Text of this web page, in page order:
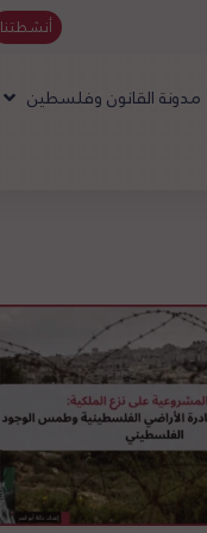
أنشطتنا
مدونة القانون وفلسطين